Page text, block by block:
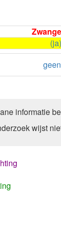
informatie
wijst